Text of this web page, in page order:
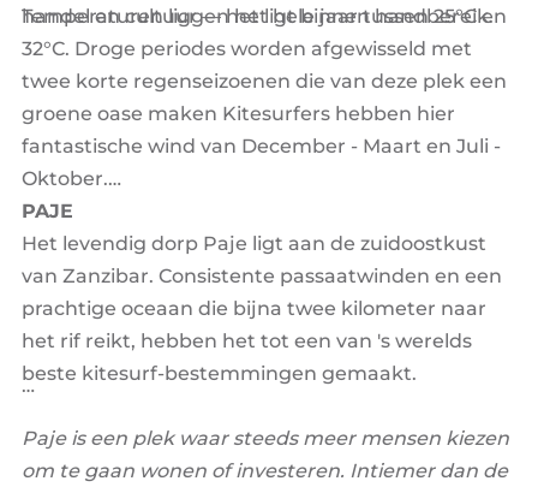
handel en cultuur — het ligt binnen handbereik.
Temperaturen liggen het hele jaar tussen 25°C en
32°C. Droge periodes worden afgewisseld met
twee korte regenseizoenen die van deze plek een
groene oase maken Kitesurfers hebben hier
fantastische wind van December - Maart en Juli -
Oktober.
PAJE
Het levendig dorp Paje ligt aan de zuidoostkust
van Zanzibar. Consistente passaatwinden en een
prachtige oceaan die bijna twee kilometer naar
het rif reikt, hebben het tot een van 's werelds
beste kitesurf-bestemmingen gemaakt.
Paje is een plek waar steeds meer mensen kiezen
om te gaan wonen of investeren. Intiemer dan de